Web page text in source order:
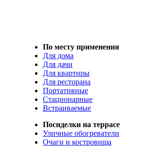
По месту применения
Для дома
Для дачи
Для квартиры
Для ресторана
Портативные
Стационарные
Встраиваемые
Посиделки на террасе
Уличные обогреватели
Очаги и костровища